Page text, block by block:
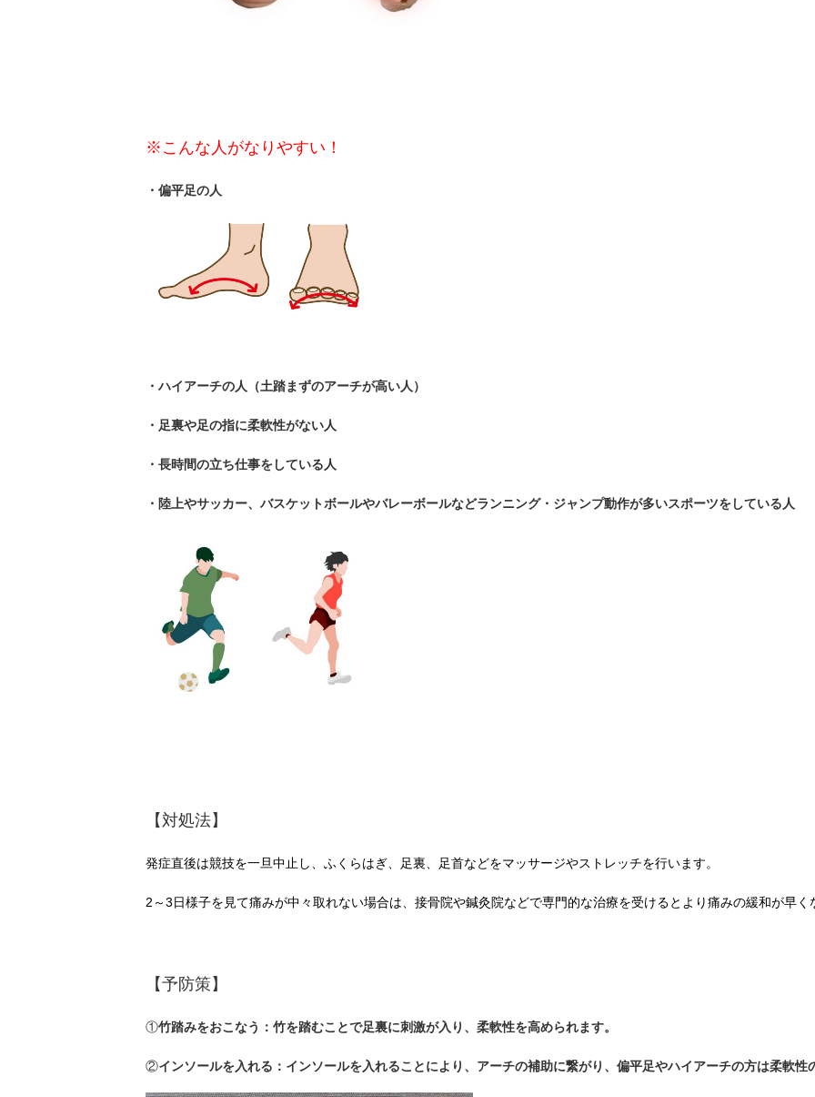
※こんな人がなりやすい！
・偏平足の人
・ハイアーチの人（土踏まずのアーチが高い人）
・足裏や足の指に柔軟性がない人
・長時間の立ち仕事をしている人
・陸上やサッカー、バスケットボールやバレーボールなどランニング・ジャンプ動作が多いスポーツをしている人
【対処法】
発症直後は競技を一旦中止し、ふくらはぎ、足裏、足首などをマッサージやストレッチを行います。
2～3日様子を見て痛みが中々取れない場合は、接骨院や鍼灸院などで専門的な治療を受けるとより痛みの緩和が早く
【予防策】
①竹踏みをおこなう：竹を踏むことで足裏に刺激が入り、柔軟性を高められます。
②インソールを入れる：インソールを入れることにより、アーチの補助に繋がり、偏平足やハイアーチの方は柔軟